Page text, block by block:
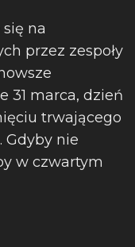
na
przez zespoły
31 marca, dzień
trwającego
Gdyby nie
w czwartym